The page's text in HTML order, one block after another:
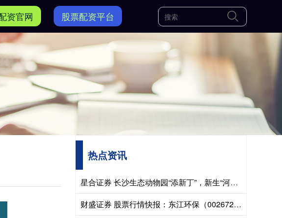
资官网 股票配资平台
热点资讯
星合证券 长沙生态动物园“添新丁”，新生“河马宝宝”黏妈妈害羞超治愈
财盛证券 股票行情快报：东江环保（002672）4月13日主力资金净买入271.39万元